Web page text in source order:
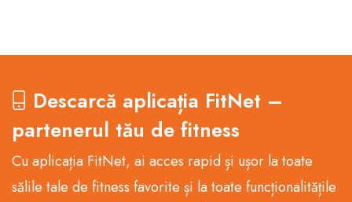
Descarcă aplicația FitNet –
partenerul tău de fitness
Cu aplicația FitNet, ai acces rapid și ușor la toate
sălile tale de fitness favorite și la toate funcționalitățile